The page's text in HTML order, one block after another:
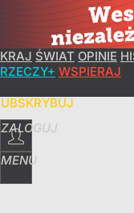
KRAJ ŚWIAT OPINIE
RZECZY+ WSPIERAJ
ZALOGUJ
MENU